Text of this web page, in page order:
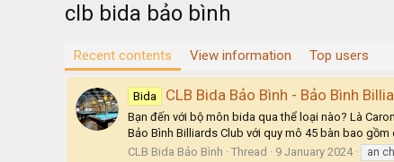
clb bida bảo bình
Recent contents View information Top users
Bida CLB Bida Bảo Bình - Bảo Bình
Bạn đến với bộ môn bida qua thể loại nào? Là
Bảo Bình Billiards Club với quy mô 45 bàn bao gồm
CLB Bida Bảo Bình
Thread 9 January 2024 an